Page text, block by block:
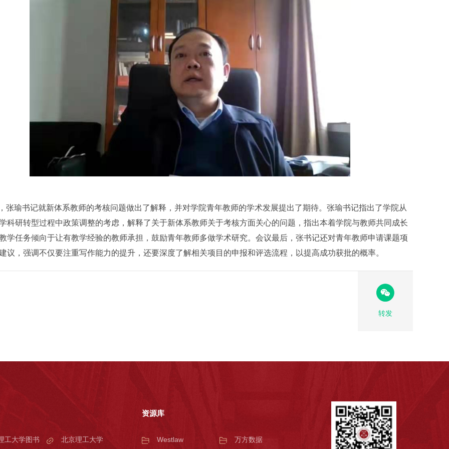
张瑜书记就新体系教师的考核问题做出了解释，并对学院青年教师的学术发展提出了期待。张瑜书记指出了学院从
科研转型过程中政策调整的考虑，解释了关于新体系教师关于考核方面关心的问题，指出本着学院与教师共同成长
学任务倾向于让有教学经验的教师承担，鼓励青年教师多做学术研究。会议最后，张书记还对青年教师申请课题项
议，强调不仅要注重写作能力的提升，还要深度了解相关项目的申报和评选流程，以提高成功获批的概率。
转发
工大学图书
北京理工大学
资源库
Westlaw 万方数据